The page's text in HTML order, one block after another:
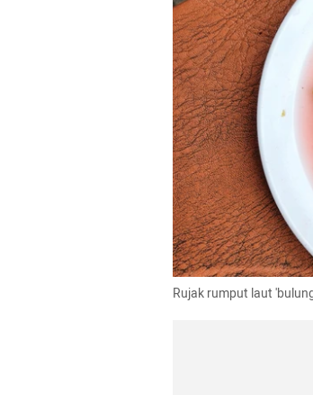
Rujak rumput laut